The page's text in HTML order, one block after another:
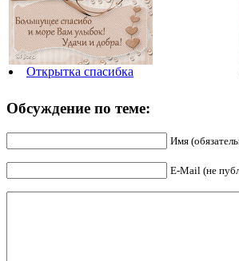
Открытка спасибка
Обсуждение по теме:
Имя
E-Mail (не